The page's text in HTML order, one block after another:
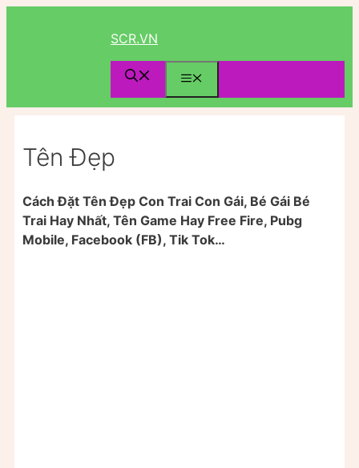
SCR.VN
Menu
Tên Đẹp
Cách Đặt Tên Đẹp Con Trai Con Gái, Bé Gái Bé
Trai Hay Nhất, Tên Game Hay Free Fire, Pubg
Mobile, Facebook (FB), Tik Tok…